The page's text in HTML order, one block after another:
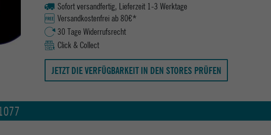
Sofort versandfertig, Lieferzeit 1-3 Werktage
Versandkostenfrei ab 80€*
30 Tage Widerrufsrecht
Click & Collect
JETZT DIE VERFÜGBARKEIT IN DEN STORES PRÜFEN